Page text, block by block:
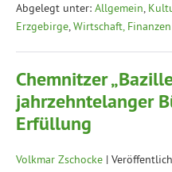
Abgelegt unter: Allgemein,
Erzgebirge,Wirtschaft, Finanzen
Chemnitzer
jahrzehntelanger
Erfüllung
Volkmar Zschocke |